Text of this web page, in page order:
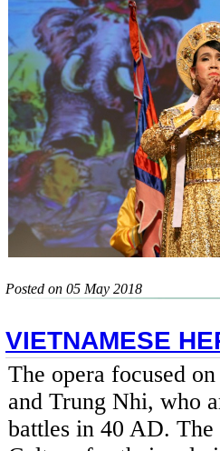
Posted on 05 May 2018
VIETNAMESE
The opera focused
and Trung Nhi, who
battles in 40 AD.